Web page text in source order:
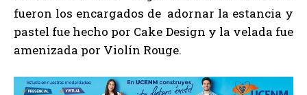
fueron los encargados de adornar la estancia y
pastel fue hecho por Cake Design y la velada fue
amenizada por Violín Rouge.